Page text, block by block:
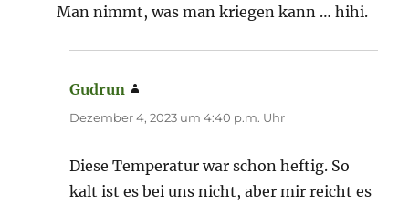
Man nimmt, was man kriegen kann … hihi.
Gudrun
Dezember 4, 2023 um 4:40 p.m. Uhr
Diese Temperatur war schon heftig. So
kalt ist es bei uns nicht, aber mir reicht es